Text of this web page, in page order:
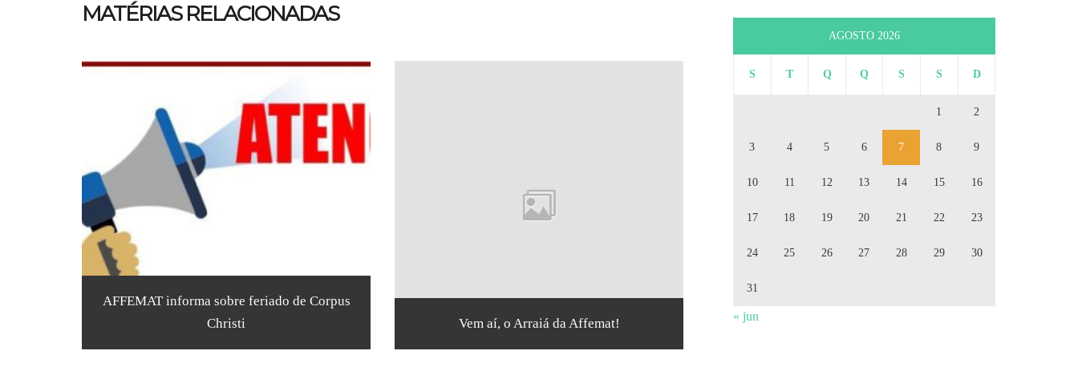
MATÉRIAS RELACIONADAS
AFFEMAT informa sobre feriado de Corpus
Christi
Vem aí, o Arraiá da Affemat!
AGOSTO 2026
S T Q Q S S D
1 2
3 4 5 6 7 8 9
10 11 12 13 14 15 16
17 18 19 20 21 22 23
24 25 26 27 28 29 30
31
« jun